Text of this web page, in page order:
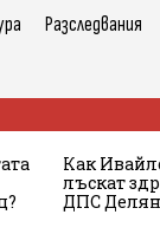
Разследвания
Как
лъскат
ДПС